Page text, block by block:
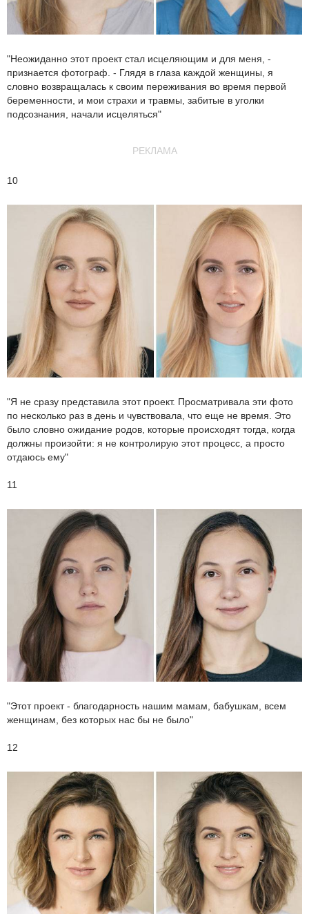
"Неожиданно этот проект стал исцеляющим и для меня, -
признается фотограф. - Глядя в глаза каждой женщины, я
словно возвращалась к своим переживания во время первой
беременности, и мои страхи и травмы, забитые в уголки
подсознания, начали исцеляться"
РЕКЛАМА
10
"Я не сразу представила этот проект. Просматривала эти фото
по несколько раз в день и чувствовала, что еще не время. Это
было словно ожидание родов, которые происходят тогда, когда
должны произойти: я не контролирую этот процесс, а просто
отдаюсь ему"
11
"Этот проект - благодарность нашим мамам, бабушкам, всем
женщинам, без которых нас бы не было"
12